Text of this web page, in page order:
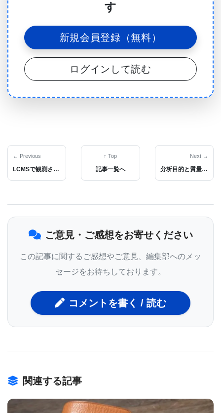
ビエント質量分析のような直接試料導入（Direct
Inlet, DI）、ガスクロマトグラフィー（Gas
Chromatography, GC）や液体クロマトグラフィー
伴う導入があります。イオン化については、以前何
回かに分けて解説していますが、EI, CI, ESI, APCI,
あります。
分けられます。DI-MS, GC-MS, LC-MSといった具
合です。この分け方は、イオン化部や質量分析部に
何が使われているかに関係なく、試料導入法だけに
DIは、試料成分の分離を伴わないため、一般的に
合物試料であっても、試料全体のイオンプロファイ
す
新規会員登録（無料）
ログインして読む
← Previous
LCMSで観測されるバックグランドイオン-3
↑ Top
記事一覧へ
Next →
分析目的と質量分析計の種類について-2：イオン化編
ご意見・ご感想をお寄せください
この記事に関するご感想やご意見、編集部へのメッ
セージをお待ちしております。
コメントを書く / 読む
関連する記事